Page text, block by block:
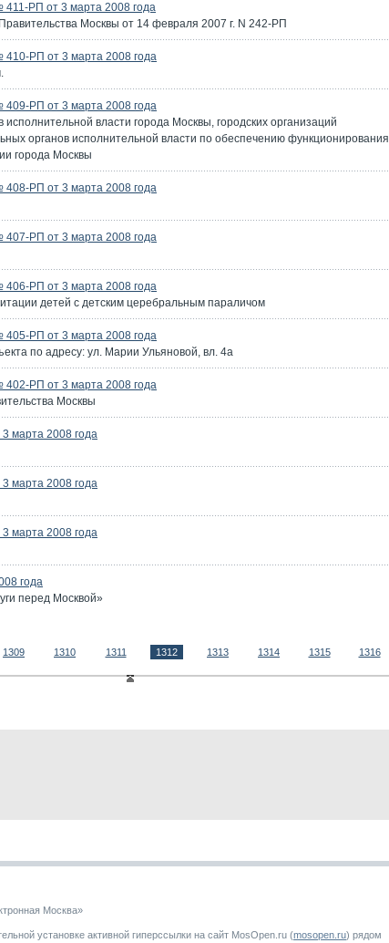
РП от 3 марта 2008 года
Москвы от 14 февраля 2007 г. N 242-РП
РП от 3 марта 2008 года
РП от 3 марта 2008 года
власти города Москвы, городских организаций
органов исполнительной власти по обеспечению функционирования
города Москвы
РП от 3 марта 2008 года
РП от 3 марта 2008 года
РП от 3 марта 2008 года
детей с детским церебральным параличом
РП от 3 марта 2008 года
по адресу: ул. Марии Ульяновой, вл. 4а
РП от 3 марта 2008 года
Москвы
марта 2008 года
марта 2008 года
марта 2008 года
года
перед Москвой»
1309 1310 1311 1312 1313 1314 1315 1316
Москва»
установке активной гиперссылки на сайт MosOpen.ru (mosopen.ru) рядом